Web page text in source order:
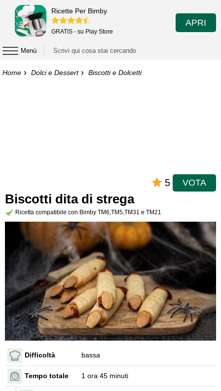
Ricette Per Bimby
GRATIS - su Play Store
APRI
Menù
Home Dolci e Dessert Biscotti e Dolcetti
5 VOTA
Biscotti dita di strega
Ricetta compatibile con Bimby TM6,TM5,TM31 e TM21
Difficoltà bassa
Tempo totale 1 ora 45 minuti